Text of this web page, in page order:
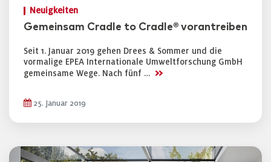
Neuigkeiten
Gemeinsam Cradle to Cradle® vorantreiben
Seit 1. Januar 2019 gehen Drees & Sommer und die
vormalige EPEA Internationale Umweltforschung GmbH
gemeinsame Wege. Nach fünf … >>
25. Januar 2019